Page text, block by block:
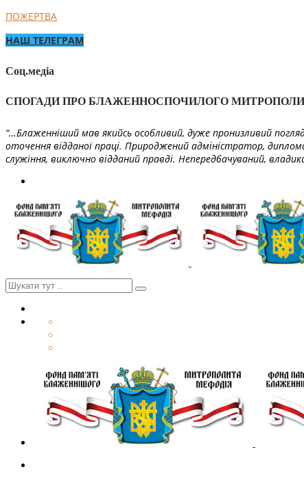
ПОЖЕРТВА
НАШ ТЕЛЕГРАМ
Соц.медіа
СПОГАДИ ПРО БЛАЖЕННОСПОЧИЛОГО
“…Блаженніший мав якийсь особливий, дуже пронизливий
оточення відданої праці. Природжений адміністратор,
служіння, виключно відданий правді. Непередбачуваний,